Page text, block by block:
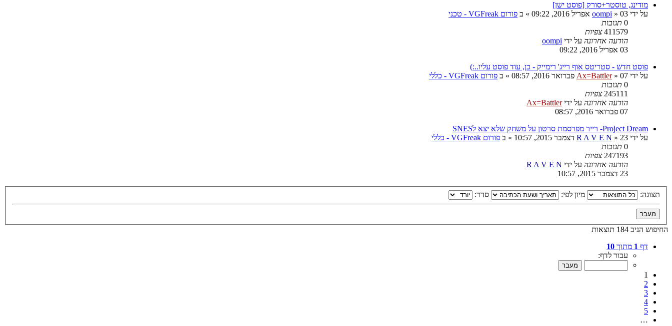
מודינג, טוסטר+סורק [פוסט ישן]
על ידי
oompi » 03 אפריל 2016, 09:22 » ב פורום VGFreak - טכני
0 תגובות
411579 צפיות
הודעה אחרונה על ידי oompi
03 אפריל 2016, 09:22
פוסט חדש - סטריטס אוף רייג' רימייק - כן, עוד פוסט עליו..:)
על ידי
Ax=Battler» 07 פברואר 2016, 08:57 » ב פורום VGFreak - כללי
0 תגובות
245111 צפיות
הודעה אחרונה על ידיAx=Battler
07 פברואר 2016, 08:57
Project Dream- רייר מפרסמת סרטון על משחק שלא יצא לSNES
על ידי
R A V E N » 23 דצמבר 2015, 10:57 » ב פורום VGFreak - כללי
0 תגובות
247193 צפיות
הודעה אחרונה על ידי R A V E N
23 דצמבר 2015, 10:57
תצוגה: מיון לפי: סדר:
החיפוש הניב 184 תוצאות
דף 1 מתוך 10
עבור לדף:
1
2
3
4
5
…